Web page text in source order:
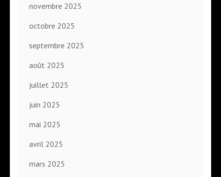
novembre 2025
octobre 2025
septembre 2025
août 2025
juillet 2025
juin 2025
mai 2025
avril 2025
mars 2025